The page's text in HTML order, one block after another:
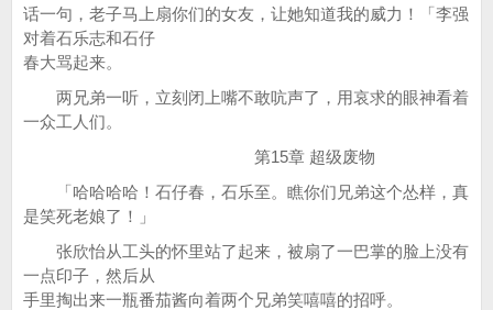
话一句，老子马上扇你们的女友，让她知道我的威力！「李强
对着石乐志和石仔
春大骂起来。
两兄弟一听，立刻闭上嘴不敢吭声了，用哀求的眼神看着
一众工人们。
第15章 超级废物
「哈哈哈哈！石仔春，石乐至。瞧你们兄弟这个怂样，真
是笑死老娘了！」
张欣怡从工头的怀里站了起来，被扇了一巴掌的脸上没有
一点印子，然后从
手里掏出来一瓶番茄酱向着两个兄弟笑嘻嘻的招呼。